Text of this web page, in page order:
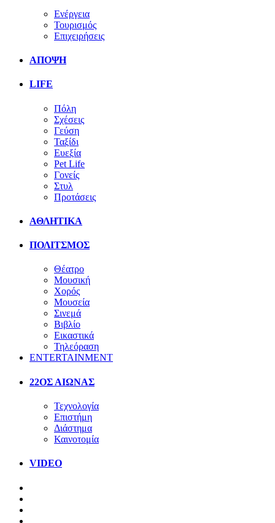
Ενέργεια
Τουρισμός
Επιχειρήσεις
ΑΠΟΨΗ
LIFE
Πόλη
Σχέσεις
Γεύση
Ταξίδι
Ευεξία
Pet Life
Γονείς
Στυλ
Προτάσεις
ΑΘΛΗΤΙΚΑ
ΠΟΛΙΤΣΜΟΣ
Θέατρο
Μουσική
Χορός
Μουσεία
Σινεμά
Βιβλίο
Εικαστικά
Τηλεόραση
ENTERTAINMENT
22ΟΣ ΑΙΩΝΑΣ
Τεχνολογία
Επιστήμη
Διάστημα
Καινοτομία
VIDEO